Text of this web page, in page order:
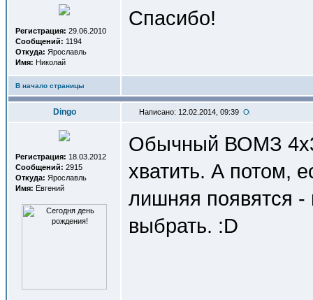
Регистрация: 29.06.2010
Сообщений: 1194
Откуда: Ярославль
Имя: Николай
Спасибо!
В начало страницы
Dingo Написано: 12.02.2014, 09:39
Регистрация: 18.03.2012
Сообщений: 2915
Откуда: Ярославль
Имя: Евгений
Обычный ВОМЗ
хватить. А потом,
лишняя появятся -
выбрать. :D